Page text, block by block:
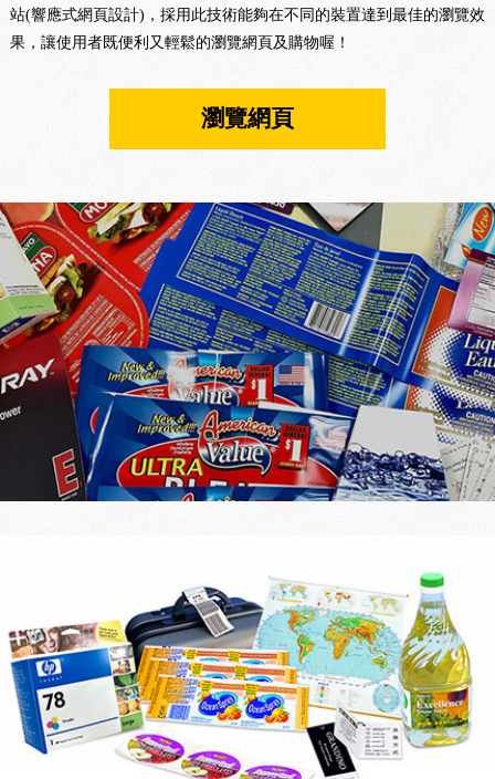
站(響應式網頁設計)，採用此技術能夠在不同的裝置達到最佳的瀏覽效
果，讓使用者既便利又輕鬆的瀏覽網頁及購物喔！
瀏覽網頁